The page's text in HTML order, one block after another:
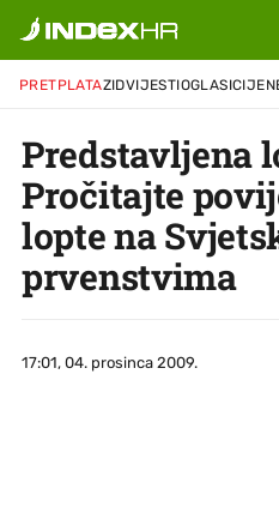
PRETPLATAZIDVIJESTIOGLASI
Predstavljena
Pročitajte
lopte na
prvenstvima
17:01, 04. prosinca 2009.